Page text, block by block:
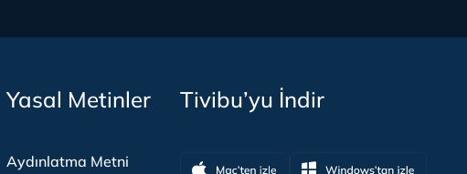
Yasal Metinler
Aydınlatma Metni
Tivibu’yu İndir